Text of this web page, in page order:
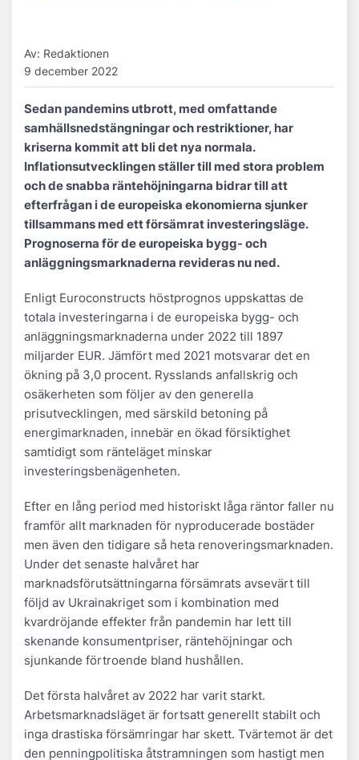
Av: Redaktionen
9 december 2022
Sedan pandemins utbrott, med omfattande
samhällsnedstängningar och restriktioner, har
kriserna kommit att bli det nya normala.
Inflationsutvecklingen ställer till med stora problem
och de snabba räntehöjningarna bidrar till att
efterfrågan i de europeiska ekonomierna sjunker
tillsammans med ett försämrat investeringsläge.
Prognoserna för de europeiska bygg- och
anläggningsmarknaderna revideras nu ned.
Enligt Euroconstructs höstprognos uppskattas de
totala investeringarna i de europeiska bygg- och
anläggningsmarknaderna under 2022 till 1897
miljarder EUR. Jämfört med 2021 motsvarar det en
ökning på 3,0 procent. Rysslands anfallskrig och
osäkerheten som följer av den generella
prisutvecklingen, med särskild betoning på
energimarknaden, innebär en ökad försiktighet
samtidigt som ränteläget minskar
investeringsbenägenheten.
Efter en lång period med historiskt låga räntor faller nu
framför allt marknaden för nyproducerade bostäder
men även den tidigare så heta renoveringsmarknaden.
Under det senaste halvåret har
marknadsförutsättningarna försämrats avsevärt till
följd av Ukrainakriget som i kombination med
kvardröjande effekter från pandemin har lett till
skenande konsumentpriser, räntehöjningar och
sjunkande förtroende bland hushållen.
Det första halvåret av 2022 har varit starkt.
Arbetsmarknadsläget är fortsatt generellt stabilt och
inga drastiska försämringar har skett. Tvärtemot är det
den penningpolitiska åtstramningen som hastigt men